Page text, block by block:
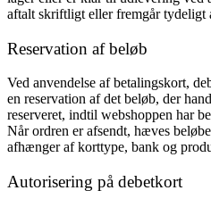
aftalt skriftligt eller fremgår tydeligt
Reservation af beløb
Ved anvendelse af betalingskort,
en reservation af det beløb, der
reserveret, indtil webshoppen har
Når ordren er afsendt, hæves
afhænger af korttype, bank og
Autorisering på debetkort